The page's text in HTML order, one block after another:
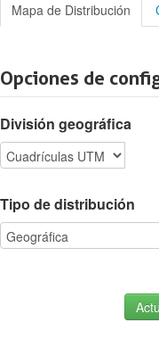
Mapa de Distribución
Opciones de
División geográfica
Tipo de distribución